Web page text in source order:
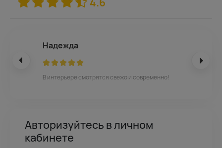
Надежда
В интерьере смотрятся свежо и современно!
Авторизуйтесь в личном
кабинете